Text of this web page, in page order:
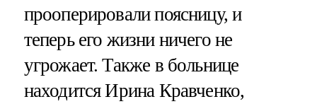
прооперировали поясницу, и
теперь его жизни ничего не
угрожает. Также в больнице
находится Ирина Кравченко,